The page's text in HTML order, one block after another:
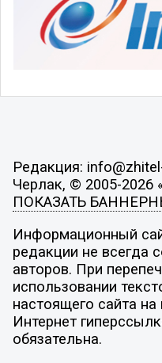
Редакция:
Черлак, © 2005-2026
ПОКАЗАТЬ
Информационный
редакции не всегда
авторов. При
использовании
настоящего сайта на
Интернет
обязательна.